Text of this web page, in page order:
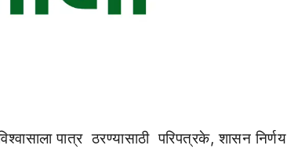
पात्र ठरण्यासाठी परिपत्रके, शासन निर्णय